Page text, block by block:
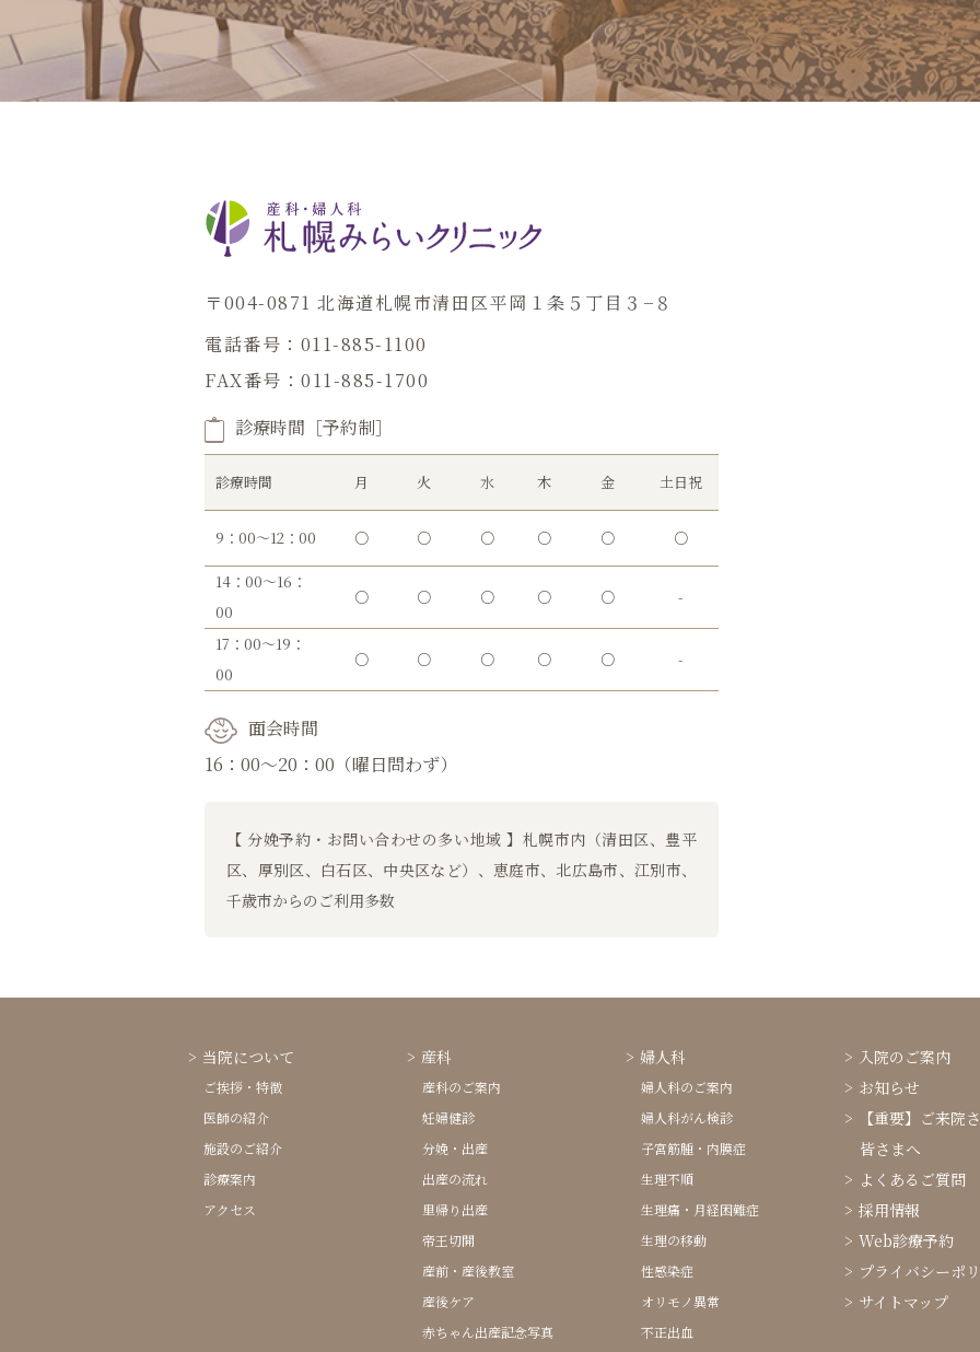
〒004-0871 北海道札幌市清田区平岡１条５丁目３−８
電話番号：011-885-1100
FAX番号：011-885-1700
診療時間［予約制］
診療時間 月 火 水 木 金 土日祝
9：00～12：00 ○ ○ ○ ○ ○ ○
14：00～16：
00
○ ○ ○ ○ ○ -
17：00～19：
00
○ ○ ○ ○ ○ -
面会時間
16：00～20：00（曜日問わず）
【 分娩予約・お問い合わせの多い地域 】札幌市内（清田区、豊平
区、厚別区、白石区、中央区など）、恵庭市、北広島市、江別市、
千歳市からのご利用多数
当院について
ご挨拶・特徴
医師の紹介
施設のご紹介
診療案内
アクセス
産科
産科のご案内
妊婦健診
分娩・出産
出産の流れ
里帰り出産
帝王切開
産前・産後教室
産後ケア
赤ちゃん出産記念写真
婦人科
婦人科のご案内
婦人科がん検診
子宮筋腫・内膜症
生理不順
生理痛・月経困難症
生理の移動
性感染症
オリモノ異常
不正出血
入院のご案内
お知らせ
【重要】ご来院
皆さまへ
よくあるご質問
採用情報
Web診療予約
プライバシーポ
サイトマップ